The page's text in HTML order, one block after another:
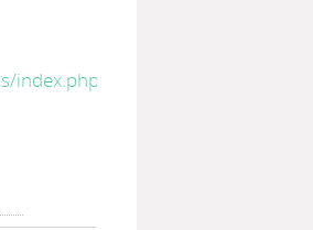
index.php?